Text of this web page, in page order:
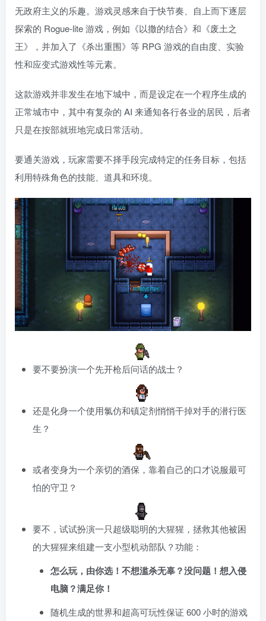
无政府主义的乐趣。游戏灵感来自于快节奏、自上而下逐层
探索的 Rogue-lite 游戏，例如《以撒的结合》和《废土之
王》，并加入了《杀出重围》等 RPG 游戏的自由度、实验
性和应变式游戏性等元素。
这款游戏并非发生在地下城中，而是设定在一个程序生成的
正常城市中，其中有复杂的 AI 来通知各行各业的居民，后者
只是在按部就班地完成日常活动。
要通关游戏，玩家需要不择手段完成特定的任务目标，包括
利用特殊角色的技能、道具和环境。
要不要扮演一个先开枪后问话的战士？
还是化身一个使用氯仿和镇定剂悄悄干掉对手的潜行医
生？
或者变身为一个亲切的酒保，靠着自己的口才说服最可
怕的守卫？
要不，试试扮演一只超级聪明的大猩猩，拯救其他被困
的大猩猩来组建一支小型机动部队？功能：
怎么玩，由你选！不想滥杀无辜？没问题！想入侵
电脑？满足你！
随机生成的世界和超高可玩性保证 600 小时的游戏